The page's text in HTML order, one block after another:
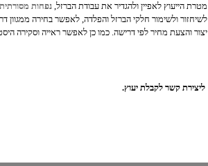
מטרת הייעוץ לאפיין ולהגדיר את עבודת הברזל, נפחות מסורתית
לשיחזור ולשימור חלקי הברזל והפלדה, לאפשר בחירה ממגוון
יצור והצעת מחיר לפי דרישה. כמו כן לאפשר ראייה וסקירה
ליצירת קשר לקבלת יעוץ.